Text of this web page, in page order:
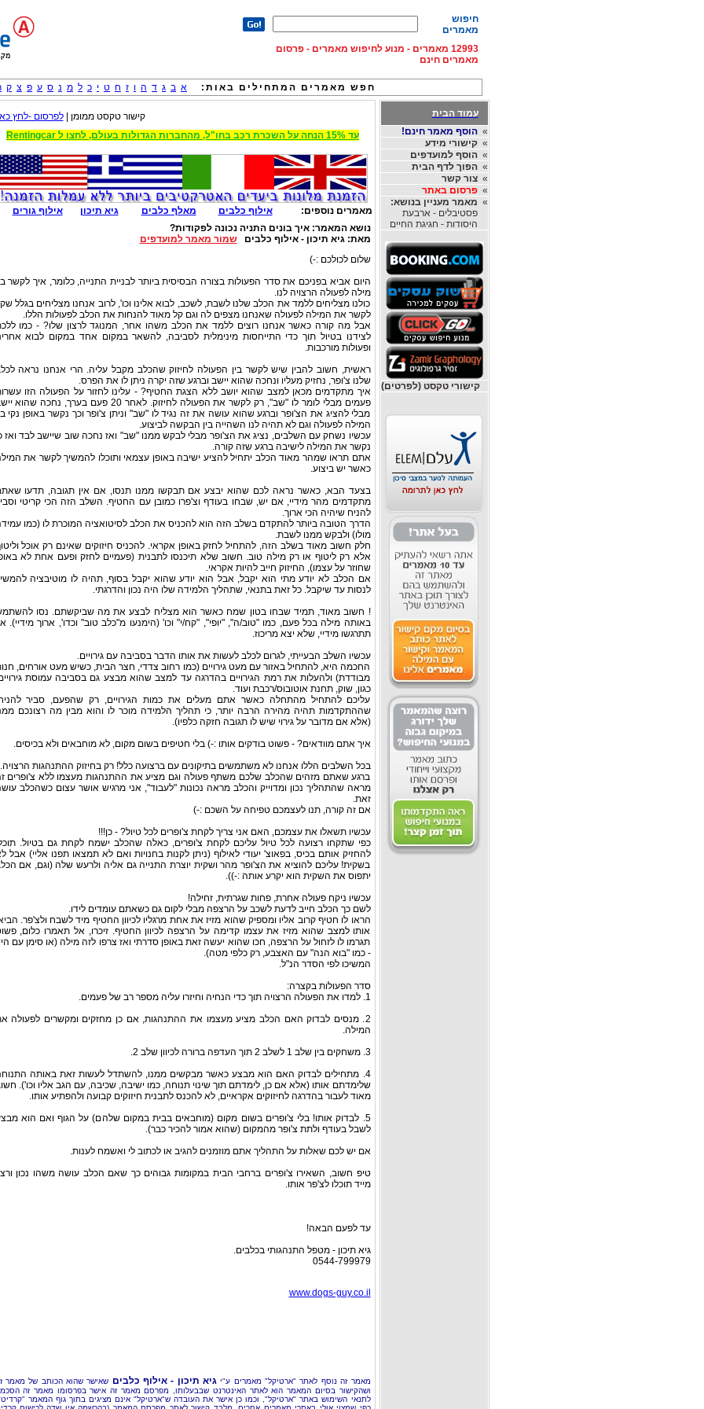
חיפוש
מאמרים
12993 מאמרים - מנוע לחיפוש מאמרים - פרסום
מאמרים חינם
חפש מאמרים המתחילים באות: א ב ג ד ה ו ז ח ט י כ ל מ נ ס ע פ צ ק
עמוד הבית
»הוסף מאמר חינם!
»קישורי מידע
»הוסף למועדפים
»הפוך לדף הבית
»צור קשר
»פרסום באתר
» מאמר מעניין בנושא:
פסטיבלים - ארבעת
היסודות - חגיגת החיים
קישורי טקסט (לפרטים)
קישור טקסט ממומן |לפרסום -לחץ
עד 15% הנחה על השכרת רכב בחו"ל, מהחברות הגדולות בעולם, לחצו ל Rentingcar
מאמרים נוספים: אילוף כלבים מאלף כלבים גיא תיכון
אילוף גורים
נושא המאמר:איך בונים התניה נכונה לפקודות?
מאת:גיא תיכון - אילוף כלביםשמור מאמר למועדפים
שלום לכולכם :-)
היום אביא בפניכם את סדר הפעולות בצורה הבסיסית ביותר לבניית התנייה, כלומר, איך לקשר
מילה לפעולה הרצויה לנו.
כולנו מצליחים ללמד את הכלב שלנו לשבת, לשכב, לבוא אלינו וכו', לרוב אנחנו מצליחים בגלל
לקשר את המילה לפעולה שאנחנו מצפים לה וגם קל מאוד להנחות את הכלב לפעולות הללו.
אבל מה קורה כאשר אנחנו רוצים ללמד את הכלב משהו אחר, המנוגד לרצון שלו? - כמו
לצידנו בטיול תוך כדי התייחסות מינימלית לסביבה, להשאר במקום אחד במקום לבוא
ופעולות מורכבות.
ראשית, חשוב להבין שיש לקשר בין הפעולה לחיזוק שהכלב מקבל עליה. הרי אנחנו נראה
שלנו צ'ופר, נחזיק מעליו ונחכה שהוא יישב וברגע שזה יקרה ניתן לו את הפרס.
איך מתקדמים מכאן למצב שהוא יושב ללא הצגת החטיף? - עלינו לחזור על הפעולה הזו
פעמים מבלי לומר לו "שב", רק לקשר את הפעולה לחיזוק. לאחר 20 פעם בערך, נחכה שהוא
מבלי להציג את הצ'ופר וברגע שהוא עושה את זה נגיד לו "שב" וניתן צ'ופר וכך נקשר באופן נקי
המילה לפעולה וגם לא תהיה לנו השהייה בין הבקשה לביצוע.
עכשיו נשחק עם השלבים, נציג את הצ'ופר מבלי לבקש ממנו "שב" ואז נחכה שוב שיישב לבד ואז
נקשר את המילה לישיבה ברגע שזה קורה.
אתם תראו שמהר מאוד הכלב יתחיל להציע ישיבה באופן עצמאי ותוכלו להמשיך לקשר את
כאשר יש ביצוע.
בצעד הבא, כאשר נראה לכם שהוא יבצע אם תבקשו ממנו תנסו, אם אין תגובה, תדעו
מתקדמים מהר מידיי, אם יש, שבחו בעודף וצ'פרו כמובן עם החטיף. השלב הזה הכי קריטי
להניח שיהיה הכי ארוך.
הדרך הטובה ביותר להתקדם בשלב הזה הוא להכניס את הכלב לסיטואציה המוכרת לו (כמו
מולו) ולבקש ממנו לשבת.
חלק חשוב מאוד בשלב הזה, להתחיל לחזק באופן אקראי. להכניס חיזוקים שאינם רק אוכל
אלא רק ליטוף או רק מילה טוב. חשוב שלא תיכנסו לתבנית (פעמיים לחזק ופעם אחת לא
שחוזר על עצמו), החיזוק חייב להיות אקראי.
אם הכלב לא יודע מתי הוא יקבל, אבל הוא יודע שהוא יקבל בסוף, תהיה לו מוטיבציה
לנסות עד שיקבל. כל זאת בתנאי, שתהליך הלמידה שלו היה נכון והדרגתי.
! חשוב מאוד, תמיד שבחו בטון שמח כאשר הוא מצליח לבצע את מה שביקשתם. נסו
באותה מילה בכל פעם, כמו "טוב/ה", "יופי", "קח/י" וכו' (הימנעו מ"כלב טוב" וכדו', ארוך מידיי).
תתרגשו מידיי, שלא יצא מריכוז.
עכשיו השלב הבעייתי, לגרום לכלב לעשות את אותו הדבר בסביבה עם גירויים.
החכמה היא, להתחיל באזור עם מעט גירויים (כמו רחוב צדדי, חצר הבית, כשיש מעט אורחים,
מבודדת) ולהעלות את רמת הגירויים בהדרגה עד למצב שהוא מבצע גם בסביבה עמוסת
כגון, שוק, תחנת אוטובוס/רכבת ועוד.
עליכם להתחיל מהתחלה כאשר אתם מעלים את כמות הגירויים, רק שהפעם, סביר
שההתקדמות תהיה מהירה הרבה יותר, כי תהליך הלמידה מוכר לו והוא מבין מה רצונכם
(אלא אם מדובר על גירוי שיש לו תגובה חזקה כלפיו).
איך אתם מוודאים? - פשוט בודקים אותו :-) בלי חטיפים בשום מקום, לא מוחבאים ולא בכיסים.
בכל השלבים הללו אנחנו לא משתמשים בתיקונים עם ברצועה כלל! רק בחיזוק ההתנהגות הרצויה.
ברגע שאתם מזהים שהכלב שלכם משתף פעולה וגם מציע את ההתנהגות מעצמו ללא צ'ופרים
מראה שהתהליך נכון ומדוייק והכלב מראה נכונות "לעבוד", אני מרגיש אושר עצום כשהכלב
זאת.
אם זה קורה, תנו לעצמכם טפיחה על השכם :-)
עכשיו תשאלו את עצמכם, האם אני צריך לקחת צ'ופרים לכל טיול? - כן!!!
כפי שתקחו רצועה לכל טיול עליכם לקחת צ'ופרים, כאלה שהכלב ישמח לקחת גם בטיול.
להחזיק אותם בכיס, בפאוצ' יעודי לאילוף (ניתן לקנות בחנויות ואם לא תמצאו תפנו אליי) אבל
בשקית! עליכם להוציא את הצ'ופר מהר ושקית יוצרת התנייה גם אליה ולרעש שלה (וגם, אם
יתפוס את השקית הוא יקרע אותה :-)).
עכשיו ניקח פעולה אחרת, פחות שגרתית, זחילה!
לשם כך הכלב חייב לדעת לשכב על הרצפה מבלי לקום גם כשאתם עומדים לידו.
הראו לו חטיף קרוב אליו ומספיק שהוא מזיז את אחת מרגליו לכיוון החטיף מיד לשבח ולצ'פר.
אותו למצב שהוא מזיז את עצמו קדימה על הרצפה לכיוון החטיף. זיכרו, אל תאמרו כלום,
תגרמו לו לזחול על הרצפה, חכו שהוא יעשה זאת באופן סדרתי ואז צרפו לזה מילה (או סימן עם
- כמו "בוא הנה" עם האצבע, רק כלפי מטה).
המשיכו לפי הסדר הנ"ל.
סדר הפעולות בקצרה:
1. למדו את הפעולה הרצויה תוך כדי הנחיה וחיזרו עליה מספר רב של פעמים.
2. מנסים לבדוק האם הכלב מציע מעצמו את ההתנהגות, אם כן מחזקים ומקשרים לפעולה
המילה.
3. משחקים בין שלב 1 לשלב 2 תוך העדפה ברורה לכיוון שלב 2.
4. מתחילים לבדוק האם הוא מבצע כאשר מבקשים ממנו, להשתדל לעשות זאת באותה
שלימדתם אותו (אלא אם כן, לימדתם תוך שינוי תנוחה, כמו ישיבה, שכיבה, עם הגב אליו וכו').
מאוד לעבור בהדרגה לחיזוקים אקראיים, לא להכנס לתבנית חיזוקים קבועה ולהפתיע אותו.
5. לבדוק אותו! בלי צ'ופרים בשום מקום (מוחבאים בבית במקום שלהם) על הגוף ואם הוא
לשבל בעודף ולתת צ'ופר מהמקום (שהוא אמור להכיר כבר).
אם יש לכם שאלות על התהליך אתם מוזמנים להגיב או לכתוב לי ואשמח לענות.
טיפ חשוב, השאירו צ'ופרים ברחבי הבית במקומות גבוהים כך שאם הכלב עושה משהו נכון
מייד תוכלו לצ'פר אותו.
עד לפעם הבאה!
גיא תיכון - מטפל התנהגותי בכלבים.
0544-799979
www.dogs-guy.co.il
מאמר זה נוסף לאתר "ארטיקל" מאמרים ע"י גיא תיכון - אילוף כלבים שאישר שהוא הכותב של מאמר
ושהקישור בסיום המאמר הוא לאתר האינטרנט שבבעלותו, מפרסם מאמר זה אישר בפרסומו מאמר זה
לתנאי השימוש באתר "ארטיקל", וכמו כן אישר את העובדה ש"ארטיקל" אינם מציגים בתוך גוף המאמר